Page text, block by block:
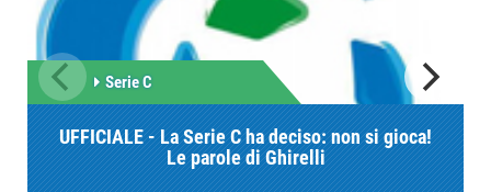
Serie C
UFFICIALE - La Serie C ha deciso: non si gioca!
Le parole di Ghirelli